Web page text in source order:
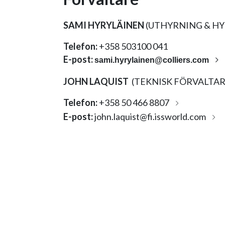
SAMI HYRYLÄINEN (UTHYRNING &
Telefon:+358 503100 041
E-post:sami.hyrylainen@colliers.com
JOHN LAQUIST (TEKNISK
Telefon:+358 50 466 8807
E-post:john.laquist@fi.issworld.com